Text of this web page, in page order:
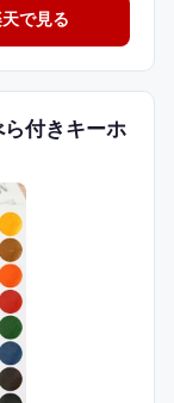
で見る
ら付きキーホ